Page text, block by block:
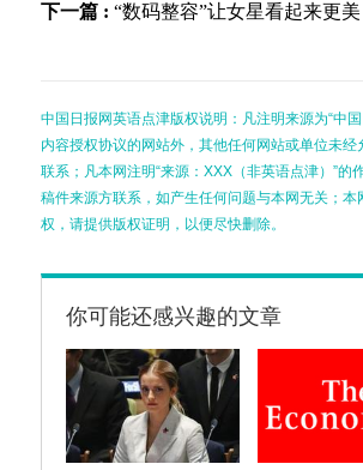
下一篇 : “数码整容”让女星看起来更美
中国日报网英语点津版权说明：凡注明来源为“中
内容授权协议的网站外，其他任何网站或单位未
联系；凡本网注明“来源：XXX（非英语点津）”
稿件来源方联系，如产生任何问题与本网无关；
权，请提供版权证明，以便尽快删除。
你可能还感兴趣的文章